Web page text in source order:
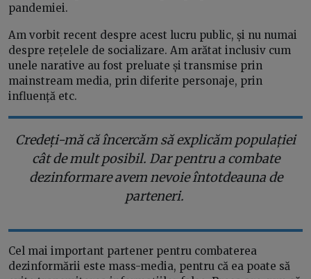
pandemiei.
Am vorbit recent despre acest lucru public, și nu numai
despre rețelele de socializare. Am arătat inclusiv cum
unele narative au fost preluate și transmise prin
mainstream media, prin diferite personaje, prin
influență etc.
Credeți-mă că încercăm să explicăm populației
cât de mult posibil. Dar pentru a combate
dezinformare avem nevoie întotdeauna de
parteneri.
Cel mai important partener pentru combaterea
dezinformării este mass-media, pentru că ea poate să